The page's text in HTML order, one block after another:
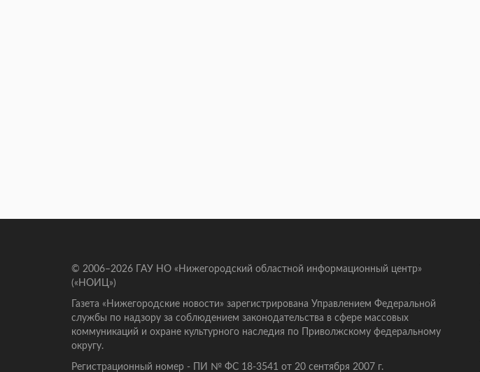
© 2006–2026 ГАУ НО «Нижегородский областной информационный центр»
(«НОИЦ»)
Газета «Нижегородские новости» зарегистрирована Управлением Федеральной
службы по надзору за соблюдением законодательства в сфере массовых
коммуникаций и охране культурного наследия по Приволжскому федеральному
округу.
Регистрационный номер - ПИ № ФС 18-3541 от 20 сентября 2007 г.